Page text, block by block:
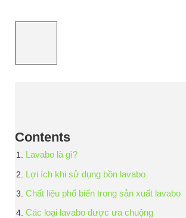
Contents
Lavabo là gì?
Lợi ích khi sử dụng bồn lavabo
Chất liệu phổ biến trong sản xuất lavabo
Các loại lavabo được ưa chuộng